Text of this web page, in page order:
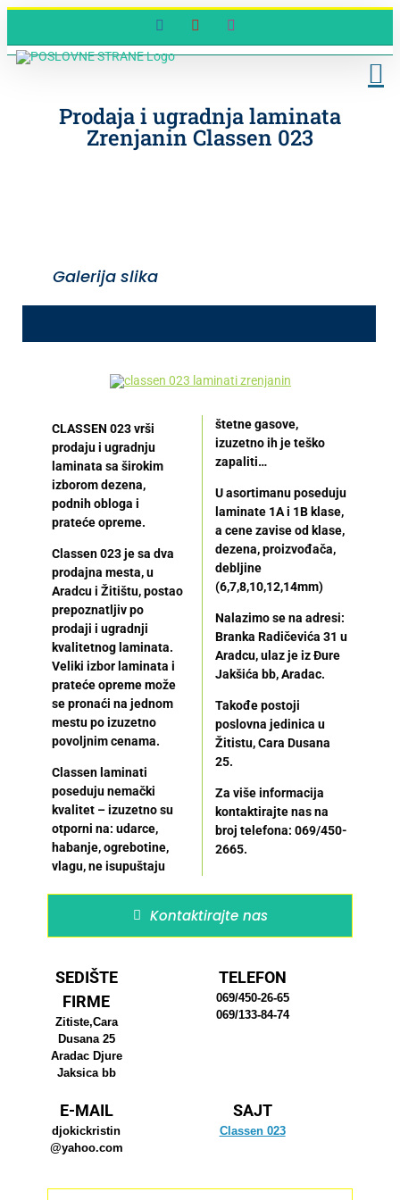
content
FacebookYouTube
Prodaja i ugradnja laminata
Zrenjanin Classen 023
Galerija slika
CLASSEN 023 vrši
prodaju i ugradnju
laminata sa širokim
izborom dezena,
podnih obloga i
prateće opreme.
Classen 023 je sa dva
prodajna mesta, u
Aradcu i Žitištu, postao
prepoznatljiv po
prodaji i ugradnji
kvalitetnog laminata.
Veliki izbor laminata i
prateće opreme može
se pronaći na jednom
mestu po izuzetno
povoljnim cenama.
Classen laminati
poseduju nemački
kvalitet – izuzetno su
otporni na: udarce,
habanje, ogrebotine,
vlagu, ne isupuštaju
štetne gasove,
izuzetno ih je teško
zapaliti…
U asortimanu poseduju
laminate 1A i 1B klase,
a cene zavise od klase,
dezena, proizvođača,
debljine
(6,7,8,10,12,14mm)
Nalazimo se na adresi:
Branka Radičevića 31 u
Aradcu, ulaz je iz Đure
Jakšića bb, Aradac.
Takođe postoji
poslovna jedinica u
Žitistu, Cara Dusana
25.
Za više informacija
kontaktirajte nas na
broj telefona: 069/450-
2665.
Kontaktirajte nas
SEDIŠTE
FIRME
Zitiste,Cara
Dusana 25
Aradac Djure
Jaksica bb
TELEFON
069/450-26-65
069/133-84-74
E-MAIL
djokickristin
@yahoo.com
SAJT
Classen 023